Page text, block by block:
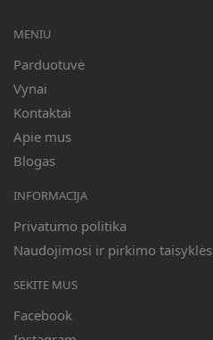
MENIU
Parduotuvė
Vynai
Kontaktai
Apie mus
Blogas
INFORMACIJA
Privatumo politika
Naudojimosi ir pirkimo taisyklės
SEKITE MUS
Facebook